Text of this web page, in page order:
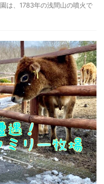
は、1783年の浅間山の噴火で